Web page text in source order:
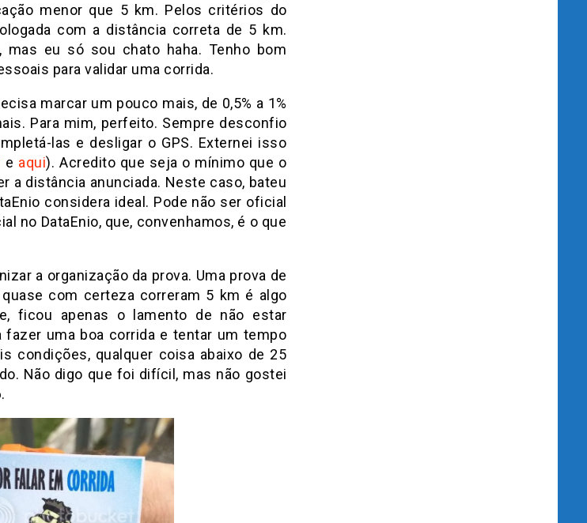
menor que 5 km. Pelos critérios do
com a distância correta de 5 km.
mas eu só sou chato haha. Tenho bom
para validar uma corrida.
marcar um pouco mais, de 0,5% a 1%
Para mim, perfeito. Sempre desconfio
las e desligar o GPS. Externei isso
e aqui). Acredito que seja o mínimo que o
a distância anunciada. Neste caso, bateu
considera ideal. Pode não ser oficial
no DataEnio, que, convenhamos, é o que
a organização da prova. Uma prova de
com certeza correram 5 km é algo
ficou apenas o lamento de não estar
fazer uma boa corrida e tentar um tempo
condições, qualquer coisa abaixo de 25
Não digo que foi difícil, mas não gostei